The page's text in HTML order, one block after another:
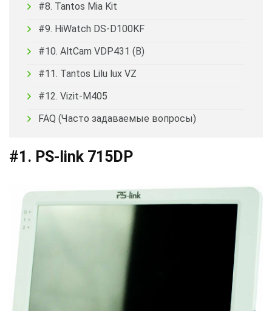
#8. Tantos Mia Kit
#9. HiWatch DS-D100KF
#10. AltCam VDP431 (B)
#11. Tantos Lilu lux VZ
#12. Vizit-M405
FAQ (Часто задаваемые вопросы)
#1. PS-link 715DP